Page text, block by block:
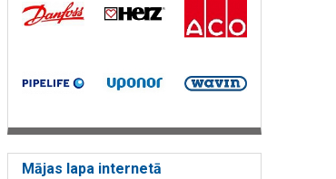
Mājas lapa internetā